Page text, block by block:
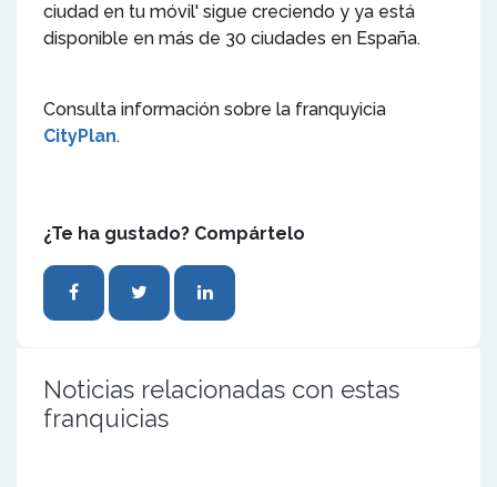
ciudad en tu móvil' sigue creciendo y ya está
disponible en más de 30 ciudades en España.
Consulta información sobre la franquyicia
CityPlan.
¿Te ha gustado? Compártelo
Noticias relacionadas con estas
franquicias